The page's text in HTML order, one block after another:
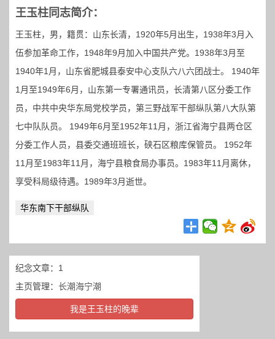
王玉柱同志简介：
王玉柱，男，籍贯：山东长清，1920年5月出生，1938年3月入
伍参加革命工作，1948年9月加入中国共产党。1938年3月至
1940年1月，山东省肥城县泰安中心支队六八六团战士。 1940年
1月至1949年6月，山东第一专署通讯员，长清第八区分委工作
员，中共中央华东局党校学员，第三野战军干部纵队第八大队第
七中队队员。 1949年6月至1952年11月，浙江省海宁县两仓区
分委工作人员，县委交通班班长，硖石区粮库保管员。 1952年
11月至1983年11月，海宁县粮食局办事员。1983年11月离休，
享受科局级待遇。1989年3月逝世。
华东南下干部纵队
纪念文章：1
主页管理： 长潮海宁潮
我是王玉柱的晚辈